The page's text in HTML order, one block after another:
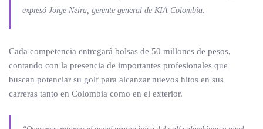
expresó Jorge Neira, gerente general de KIA Colombia.
Cada competencia entregará bolsas de 50 millones de pesos,
contando con la presencia de importantes profesionales que
buscan potenciar su golf para alcanzar nuevos hitos en sus
carreras tanto en Colombia como en el exterior.